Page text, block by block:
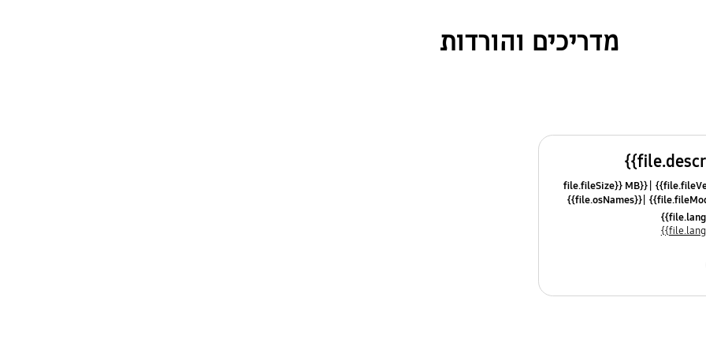
מדריכים והורדות
{{file.fileSize}} MB
{{file.osNames}}